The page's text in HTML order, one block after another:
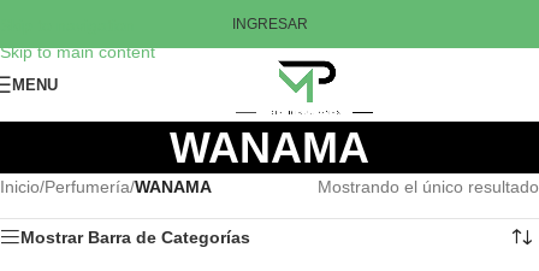
Skip to main content
INGRESAR
MENU
WANAMA
Inicio/Perfumería/WANAMA Mostrando el único resultado
Mostrar Barra de Categorías